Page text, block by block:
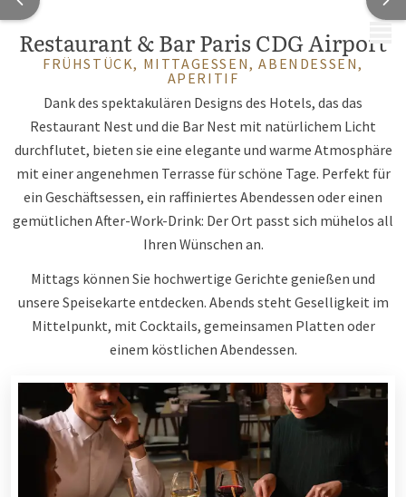
Restaurant & Bar Paris CDG Airport
FRÜHSTÜCK, MITTAGESSEN, ABENDESSEN,
APERITIF
Dank des spektakulären Designs des Hotels, das das
Restaurant Nest und die Bar Nest mit natürlichem Licht
durchflutet, bieten sie eine elegante und warme Atmosphäre
mit einer angenehmen Terrasse für schöne Tage. Perfekt für
ein Geschäftsessen, ein raffiniertes Abendessen oder einen
gemütlichen After-Work-Drink: Der Ort passt sich mühelos all
Ihren Wünschen an.
Mittags können Sie hochwertige Gerichte genießen und
unsere Speisekarte entdecken. Abends steht Geselligkeit im
Mittelpunkt, mit Cocktails, gemeinsamen Platten oder
einem köstlichen Abendessen.